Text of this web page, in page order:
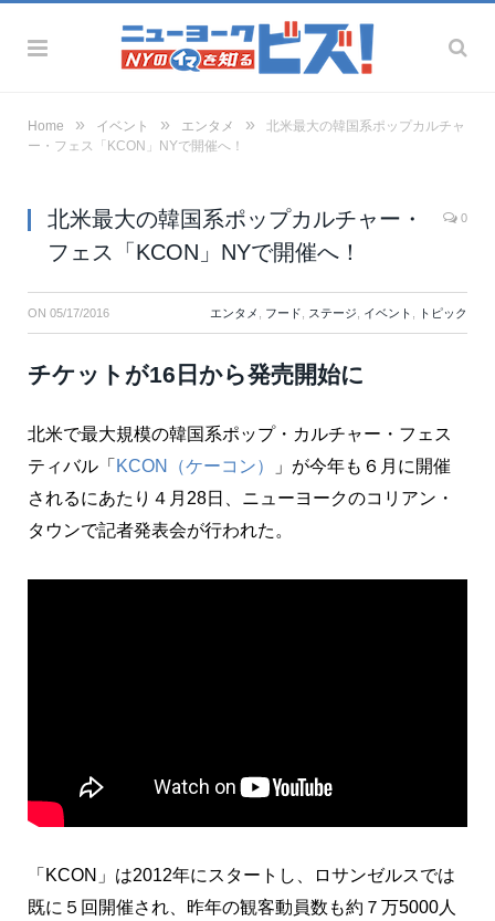
Home » イベント » エンタメ »
北米最大の韓国系ポップカルチャ
ー・フェス「KCON」NYで開催へ！
北米最大の韓国系ポップカルチャー・
フェス「KCON」NYで開催へ！
0
ON 05/17/2016 エンタメ フード ステージ イベント トピック
チケットが16日から発売開始に
北米で最大規模の韓国系ポップ・カルチャー・フェス
ティバル「 KCON（ケーコン）
」が今年も６月に開催
されるにあたり４月28日、ニューヨークのコリアン・
タウンで記者発表会が行われた。
「KCON」は2012年にスタートし、ロサンゼルスでは
既に５回開催され、昨年の観客動員数も約７万5000人